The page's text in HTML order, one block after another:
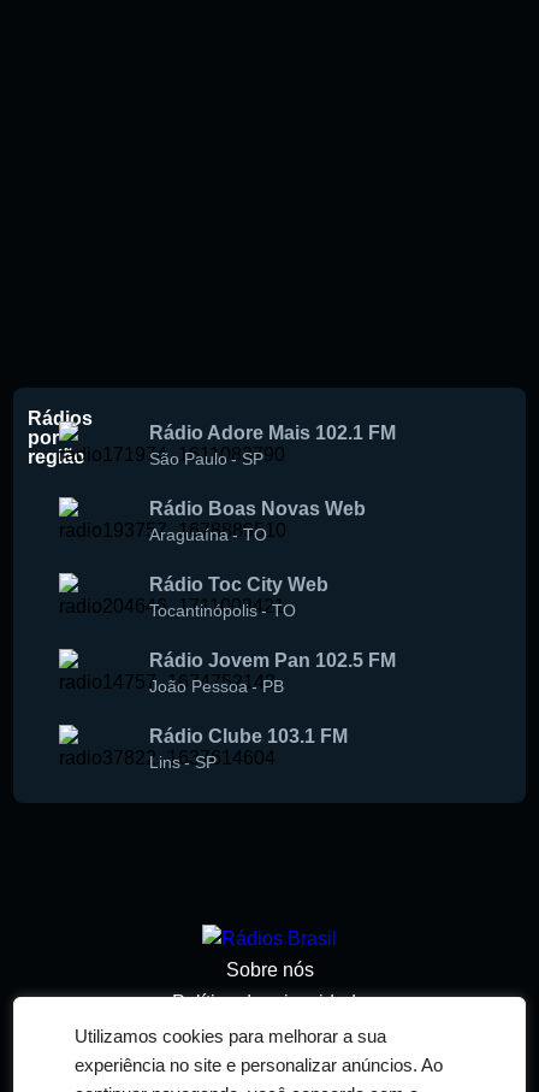
Utilizamos cookies para melhorar a sua
experiência no site e personalizar anúncios. Ao
Rádios
por
região
Rádio Adore Mais 102.1 FM
São Paulo-SP
Rádio Boas Novas Web
Araguaína-TO
Rádio Toc City Web
Tocantinópolis-TO
Rádio Jovem Pan 102.5 FM
João Pessoa-PB
Rádio Clube 103.1 FM
Lins-SP
Sobre nós
Política de privacidade
Termos de serviço
Adicionar rádio